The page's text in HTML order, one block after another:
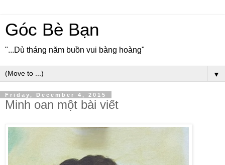
Góc Bè Bạn
"...Dù tháng năm buồn vui bàng hoàng"
▼
Friday, December 4, 2015
Minh oan một bài viết